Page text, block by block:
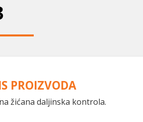
PROIZVODA
žićana daljinska kontrola.